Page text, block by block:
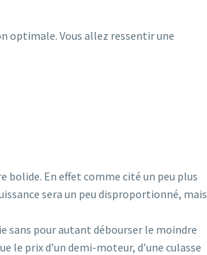
optimale. Vous allez ressentir une
bolide. En effet comme cité un peu plus
sera un peu disproportionné, mais
sans pour autant débourser le moindre
le prix d’un demi-moteur, d’une culasse